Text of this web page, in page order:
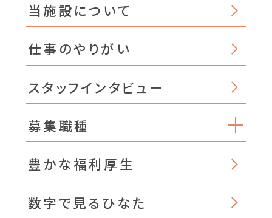
当施設について
仕事のやりがい
スタッフインタビュー
募集職種
豊かな福利厚生
数字で見るひなた